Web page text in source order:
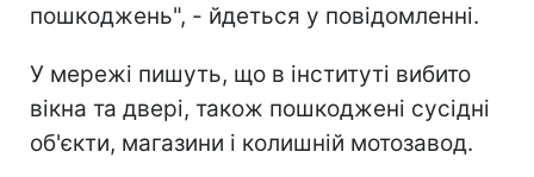
пошкоджень", - йдеться у повідомленні.
У мережі пишуть, що в інституті вибито
вікна та двері, також пошкоджені сусідні
об'єкти, магазини і колишній мотозавод.